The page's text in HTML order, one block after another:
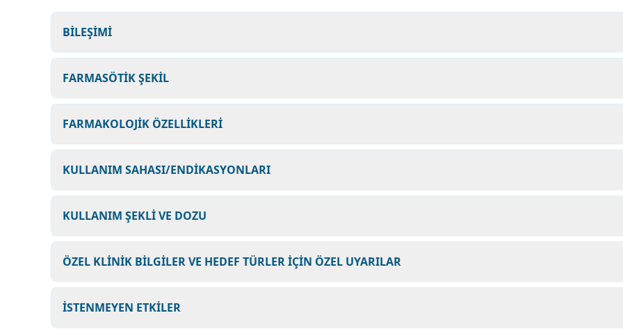
BİLEŞİMİ
FARMASÖTİK ŞEKİL
FARMAKOLOJİK ÖZELLİKLERİ
KULLANIM SAHASI/ENDİKASYONLARI
KULLANIM ŞEKLİ VE DOZU
ÖZEL KLİNİK BİLGİLER VE HEDEF TÜRLER İÇİN ÖZEL UYARILAR
İSTENMEYEN ETKİLER